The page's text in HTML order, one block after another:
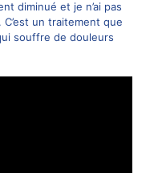
diminué et je n’ai pas
un traitement que
souffre de douleurs